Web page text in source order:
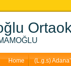
Home (L.g.s)